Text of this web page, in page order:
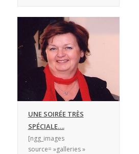
UNE SOIRÉE TRÈS
SPÉCIALE….
[ngg_images
source= »galleries »